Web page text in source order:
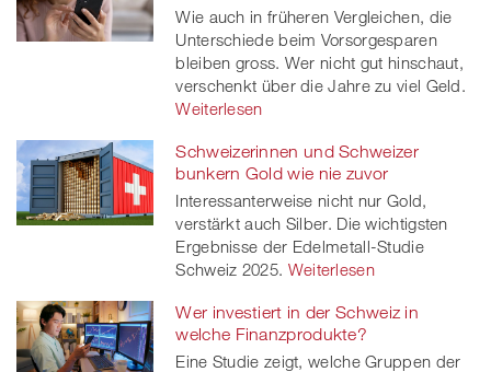
Wie auch in früheren Vergleichen, die
Unterschiede beim Vorsorgesparen
bleiben gross. Wer nicht gut hinschaut,
verschenkt über die Jahre zu viel Geld.
Weiterlesen
Schweizerinnen und Schweizer
bunkern Gold wie nie zuvor
Interessanterweise nicht nur Gold,
verstärkt auch Silber. Die wichtigsten
Ergebnisse der Edelmetall-Studie
Schweiz 2025. Weiterlesen
Wer investiert in der Schweiz in
welche Finanzprodukte?
Eine Studie zeigt, welche Gruppen der